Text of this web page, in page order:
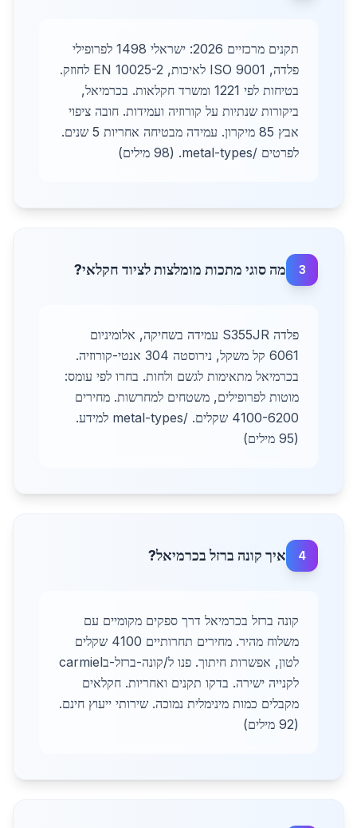
תקנים מרכזיים 2026: ישראלי 1498 לפרופילי
פלדה, ISO 9001 לאיכות, EN 10025-2 לחוזק.
בטיחות לפי 1221 ומשרד חקלאות. בכרמיאל,
ביקורות שנתיות על קורוזיה ועמידות. חובה ציפוי
אבץ 85 מיקרון. עמידה מבטיחה אחריות 5 שנים.
לפרטים /metal-types. (98 מילים)
3 מה סוגי מתכות מומלצות לציוד חקלאי?
פלדה S355JR עמידה בשחיקה, אלומיניום
6061 קל משקל, נירוסטה 304 אנטי-קורוזיה.
בכרמיאל מתאימות לגשם ולחות. בחרו לפי עומס:
מוטות לפרופילים, משטחים למחרשות. מחירים
4100-6200 שקלים. /metal-types למידע.
(95 מילים)
4 איך קונה ברזל בכרמיאל?
קונה ברזל בכרמיאל דרך ספקים מקומיים עם
משלוח מהיר. מחירים תחרותיים 4100 שקלים
לטון, אפשרות חיתוך. פנו ל/קונה-ברזל-בcarmiel
לקנייה ישירה. בדקו תקנים ואחריות. חקלאים
מקבלים כמות מינימלית נמוכה. שירותי ייעוץ חינם.
(92 מילים)